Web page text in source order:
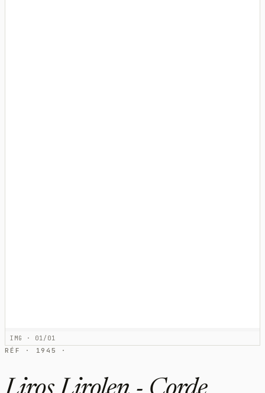
IMG · 01/01
RÉF · 1945 ·